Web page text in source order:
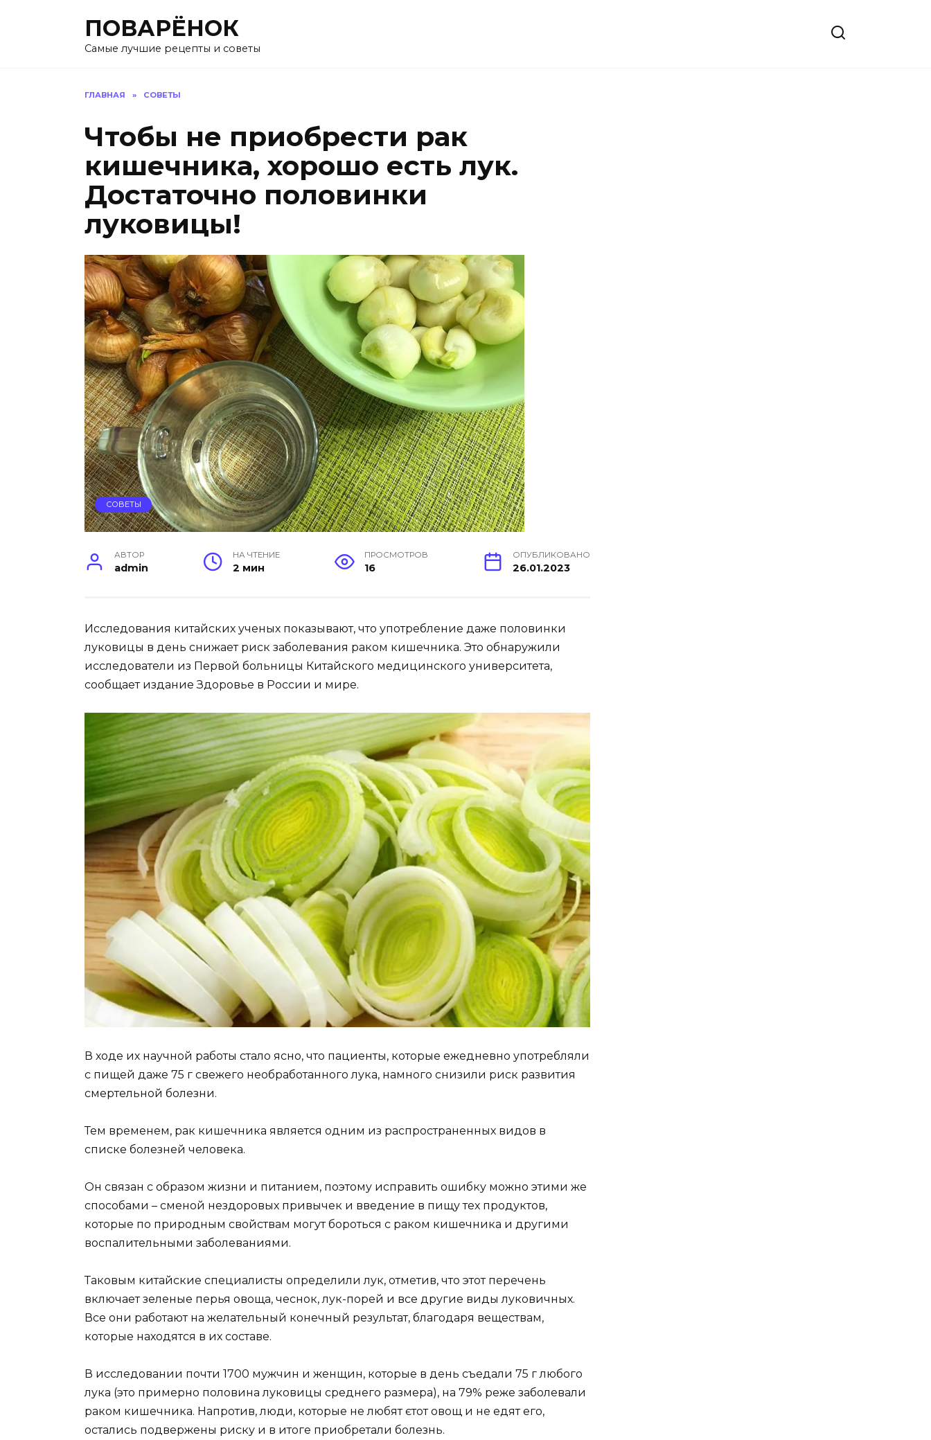
ПОВАРЁНОК
Самые лучшие рецепты и советы
ГЛАВНАЯ » СОВЕТЫ
Чтобы не приобрести рак
кишечника, хорошо есть лук.
Достаточно половинки
луковицы!
СОВЕТЫ
АВТОР
admin
НА ЧТЕНИЕ
2 мин
ПРОСМОТРОВ
16
ОПУБЛИКОВАНО
26.01.2023
Исследования китайских ученых показывают, что употребление даже половинки
луковицы в день снижает риск заболевания раком кишечника. Это обнаружили
исследователи из Первой больницы Китайского медицинского университета,
сообщает издание Здоровье в России и мире.
В ходе их научной работы стало ясно, что пациенты, которые ежедневно употребляли
с пищей даже 75 г свежего необработанного лука, намного снизили риск развития
смертельной болезни.
Тем временем, рак кишечника является одним из распространенных видов в
списке болезней человека.
Он связан с образом жизни и питанием, поэтому исправить ошибку можно этими же
способами – сменой нездоровых привычек и введение в пищу тех продуктов,
которые по природным свойствам могут бороться с раком кишечника и другими
воспалительными заболеваниями.
Таковым китайские специалисты определили лук, отметив, что этот перечень
включает зеленые перья овоща, чеснок, лук-порей и все другие виды луковичных.
Все они работают на желательный конечный результат, благодаря веществам,
которые находятся в их составе.
В исследовании почти 1700 мужчин и женщин, которые в день съедали 75 г любого
лука (это примерно половина луковицы среднего размера), на 79% реже заболевали
раком кишечника. Напротив, люди, которые не любят єтот овощ и не едят его,
остались подвержены риску и в итоге приобретали болезнь.